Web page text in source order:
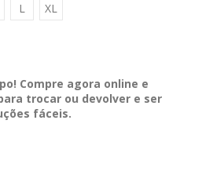
L XL
Compre agora online e
trocar ou devolver e ser
fáceis.